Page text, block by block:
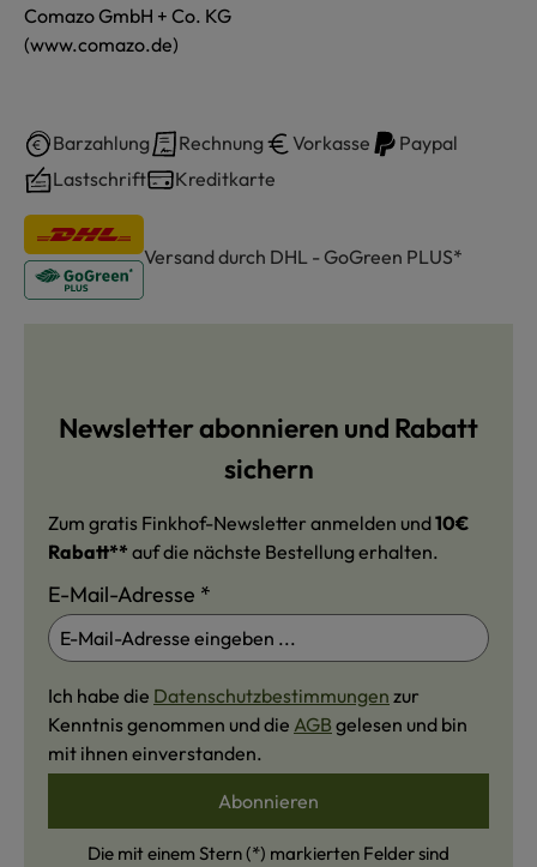
Comazo GmbH + Co. KG
(www.comazo.de)
Barzahlung Rechnung Vorkasse
Paypal
Lastschrift
Kreditkarte
Versand durch DHL - GoGreen PLUS*
Newsletter abonnieren und Rabatt
sichern
Zum gratis Finkhof-Newsletter anmelden und10€
Rabatt** auf die nächste Bestellung erhalten.
E-Mail-Adresse *
Ich habe die Datenschutzbestimmungen zur
Kenntnis genommen und die AGB gelesen und bin
mit ihnen einverstanden.
Abonnieren
Die mit einem Stern (*) markierten Felder sind